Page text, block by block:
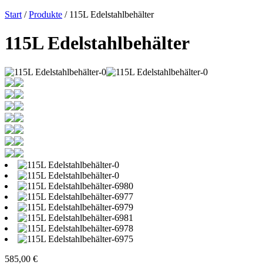
Start /Produkte / 115L Edelstahlbehälter
115L Edelstahlbehälter
585,00 €